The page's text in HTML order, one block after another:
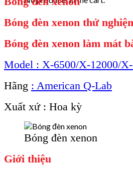
Bóng đèn xenon thử
Bóng đèn xenon làm mát
Model : X-6500/X-12000/
Hãng : American Q-Lab
Xuất xứ : Hoa kỳ
Bóng đèn xenon
Giới thiệu